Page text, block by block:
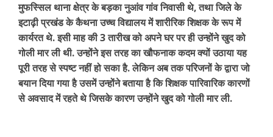
मुफस्सिल थाना क्षेत्र के बड़का नुआंव गांव निवासी थे, तथा जिले के
इटाढ़ी प्रखंड के कैथना उच्च विद्यालय में शारीरिक शिक्षक के रूप में
कार्यरत थे. इसी माह की 3 तारीख को अपने घर पर ही उन्होंने खुद को
गोली मार ली थी. उन्होंने इस तरह का खौफनाक कदम क्यों उठाया यह
पूरी तरह से स्पष्ट नहीं हो सका है. लेकिन अब तक परिजनों के द्वारा जो
बयान दिया गया है उसमें उन्होंने बताया है कि शिक्षक पारिवारिक कारणों
से अवसाद में रहते थे जिसके कारण उन्होंने खुद को गोली मार ली.